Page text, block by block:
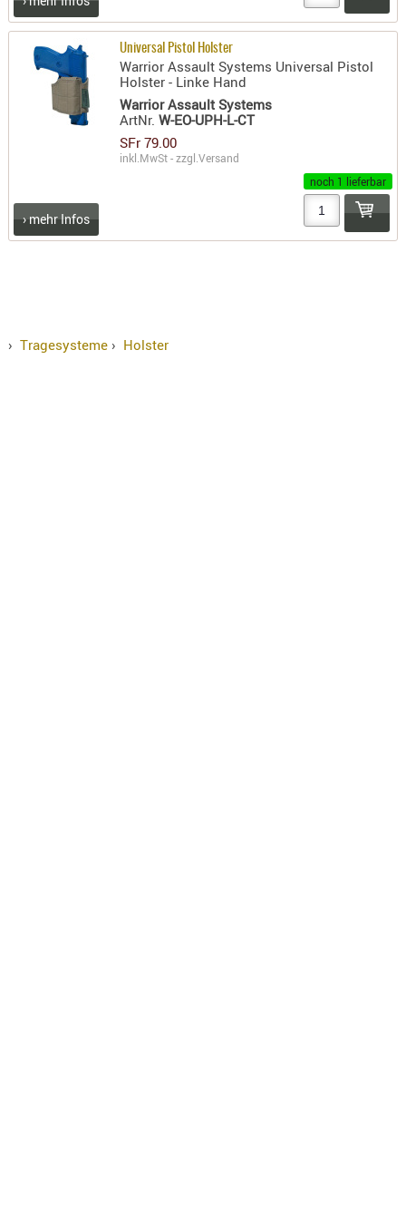
RIEMEN
SPUHR -
ZF-
Universal Pistol Holster
Warrior Assault Systems Universal Pistol
Holster - Linke Hand
Warrior Assault Systems
ArtNr.W-EO-UPH-L-CT
SFr 79.00
inkl.MwSt - zzgl.Versand
noch 1 lieferbar
› mehr Infos
› Tragesysteme› Holster